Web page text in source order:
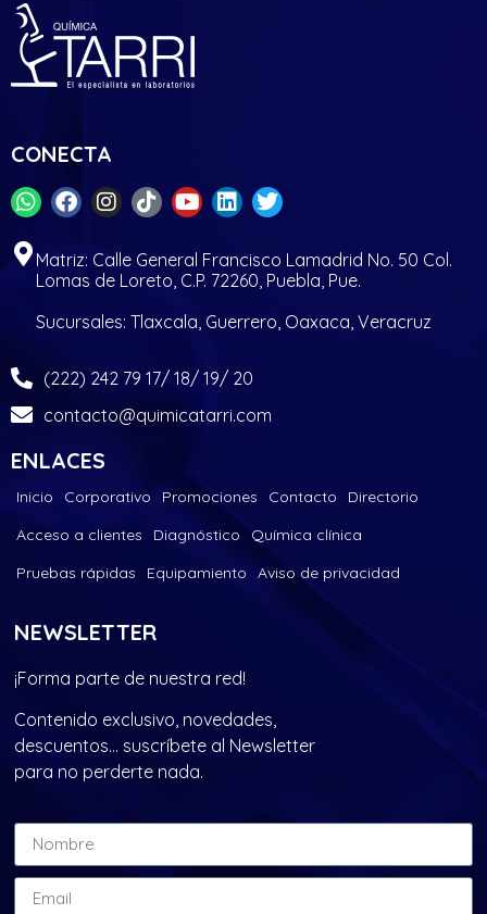
CONECTA
Matriz: Calle General Francisco Lamadrid No. 50 Col.
Lomas de Loreto, C.P. 72260, Puebla, Pue.
Sucursales: Tlaxcala, Guerrero, Oaxaca, Veracruz
(222) 242 79 17/ 18/ 19/ 20
contacto@quimicatarri.com
ENLACES
Inicio Corporativo Promociones Contacto
Directorio
Acceso a clientes
Diagnóstico
Química clínica
Pruebas rápidas
Equipamiento Aviso de privacidad
NEWSLETTER
¡Forma parte de nuestra red!
Contenido exclusivo, novedades,
descuentos… suscríbete al Newsletter
para no perderte nada.